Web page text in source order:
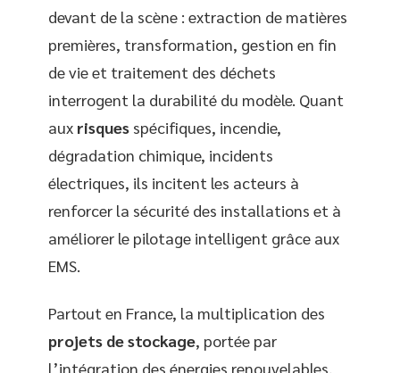
devant de la scène : extraction de matières
premières, transformation, gestion en fin
de vie et traitement des déchets
interrogent la durabilité du modèle. Quant
aux risques spécifiques, incendie,
dégradation chimique, incidents
électriques, ils incitent les acteurs à
renforcer la sécurité des installations et à
améliorer le pilotage intelligent grâce aux
EMS.
Partout en France, la multiplication des
projets de stockage, portée par
l’intégration des énergies renouvelables,